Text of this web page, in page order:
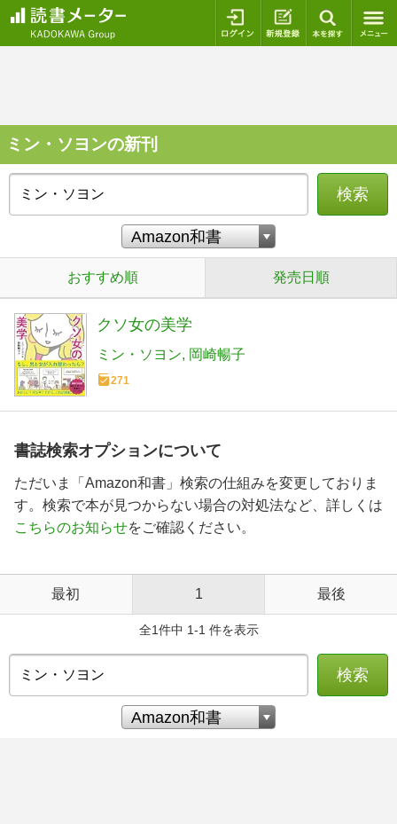
ログイン 新規登録
ミン・ソヨンの新刊
検索
おすすめ順 発売日順
クソ女の美学
ミン・ソヨン 岡崎暢子
271
書誌検索オプションについて
ただいま「Amazon和書」検索の仕組みを変更しておりま
す。検索で本が見つからない場合の対処法など、詳しくは
こちらのお知らせをご確認ください。
最初 1 最後
全1件中 1-1 件を表示
検索